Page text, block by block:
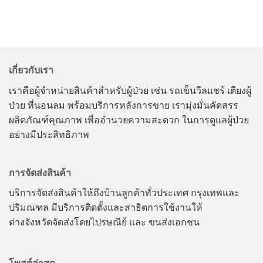
เกี่ยวกับเรา
เราคือผู้จำหน่ายสินค้าสำหรับผู้ป่วย เช่น รถเข็นวีลแชร์ เตียงผู้
ป่วย ที่นอนลม พร้อมบริการหลังการขาย เรามุ่งมั่นคัดสรร
ผลิตภัณฑ์คุณภาพ เพื่ออำนวยความสะดวก ในการดูแลผู้ป่วย
อย่างมีประสิทธิภาพ
การจัดส่งสินค้า
บริการจัดส่งสินค้าให้ถึงบ้านลูกค้าทั่วประเทศ กรุงเทพและ
ปริมณฑล มีบริการติดตั้งและสาธิตการใช้งานให้
ต่างจังหวัดจัดส่งโดยไปรษณีย์ และ ขนส่งเอกชน